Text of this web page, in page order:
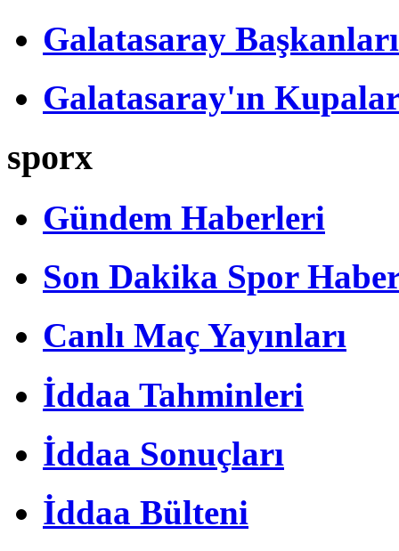
Galatasaray Başkanları
Galatasaray'ın
sporx
Gündem Haberleri
Son Dakika Spor
Canlı Maç Yayınları
İddaa Tahminleri
İddaa Sonuçları
İddaa Bülteni